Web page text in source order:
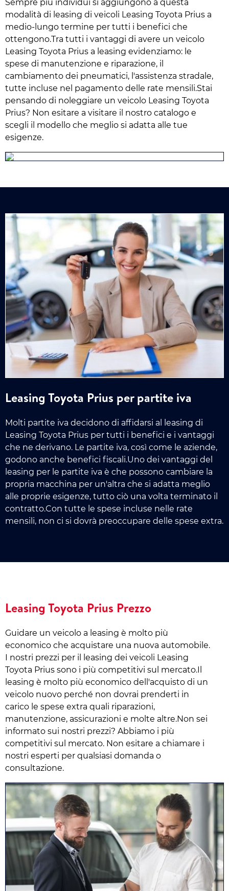
Sempre più individui si aggiungono a questa
modalità di leasing di veicoli Leasing Toyota Prius a
medio-lungo termine per tutti i benefici che
ottengono.Tra tutti i vantaggi di avere un veicolo
Leasing Toyota Prius a leasing evidenziamo: le
spese di manutenzione e riparazione, il
cambiamento dei pneumatici, l'assistenza stradale,
tutte incluse nel pagamento delle rate mensili.Stai
pensando di noleggiare un veicolo Leasing Toyota
Prius? Non esitare a visitare il nostro catalogo e
scegli il modello che meglio si adatta alle tue
esigenze.
Leasing Toyota Prius per partite iva
Molti partite iva decidono di affidarsi al leasing di
Leasing Toyota Prius per tutti i benefici e i vantaggi
che ne derivano. Le partite iva, così come le aziende,
godono anche benefici fiscali.Uno dei vantaggi del
leasing per le partite iva è che possono cambiare la
propria macchina per un'altra che si adatta meglio
alle proprie esigenze, tutto ciò una volta terminato il
contratto.Con tutte le spese incluse nelle rate
mensili, non ci si dovrà preoccupare delle spese extra.
Leasing Toyota Prius Prezzo
Guidare un veicolo a leasing è molto più
economico che acquistare una nuova automobile.
I nostri prezzi per il leasing dei veicoli Leasing
Toyota Prius sono i più competitivi sul mercato.Il
leasing è molto più economico dell'acquisto di un
veicolo nuovo perché non dovrai prenderti in
carico le spese extra quali riparazioni,
manutenzione, assicurazioni e molte altre.Non sei
informato sui nostri prezzi? Abbiamo i più
competitivi sul mercato. Non esitare a chiamare i
nostri esperti per qualsiasi domanda o
consultazione.